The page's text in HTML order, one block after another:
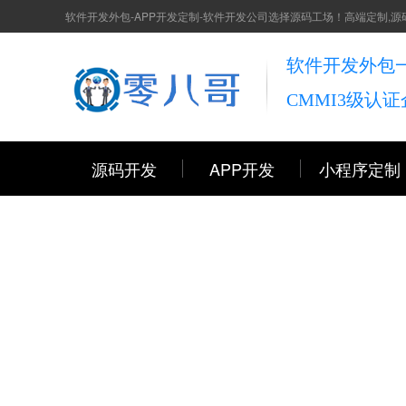
软件开发外包-APP开发定制-软件开发公司选择源码工场！高端定制,源
软件开发外包
CMMI3级认证
源码开发 APP开发 小程序定制